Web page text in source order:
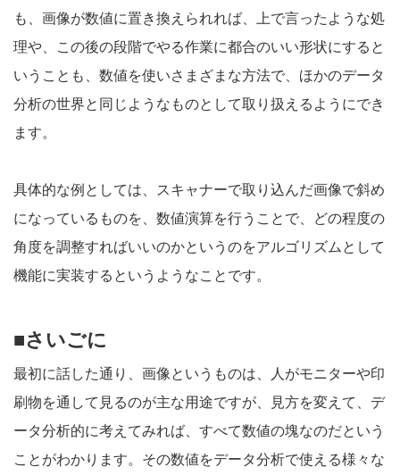
も、画像が数値に置き換えられれば、上で言ったような処
理や、この後の段階でやる作業に都合のいい形状にすると
いうことも、数値を使いさまざまな方法で、ほかのデータ
分析の世界と同じようなものとして取り扱えるようにでき
ます。
具体的な例としては、スキャナーで取り込んだ画像で斜め
になっているものを、数値演算を行うことで、どの程度の
角度を調整すればいいのかというのをアルゴリズムとして
機能に実装するというようなことです。
■さいごに
最初に話した通り、画像というものは、人がモニターや印
刷物を通して見るのが主な用途ですが、見方を変えて、デ
ータ分析的に考えてみれば、すべて数値の塊なのだという
ことがわかります。その数値をデータ分析で使える様々な